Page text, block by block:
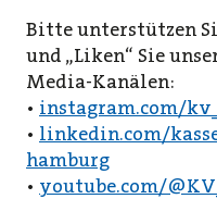
Bitte unterstützen
und „Liken“ Sie
Media-Kanälen:
• instagram.com/
• linkedin.com/
hamburg
• youtube.com/